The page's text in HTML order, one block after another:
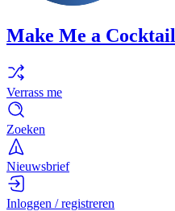
Make Me a Cocktail
Verrass me
Zoeken
Nieuwsbrief
Inloggen / registreren